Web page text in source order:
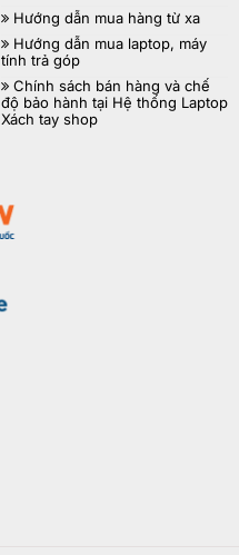
Hướng dẫn mua hàng từ xa
Hướng dẫn mua laptop, máy
tính trả góp
Chính sách bán hàng và chế
độ bảo hành tại Hệ thống Laptop
Xách tay shop